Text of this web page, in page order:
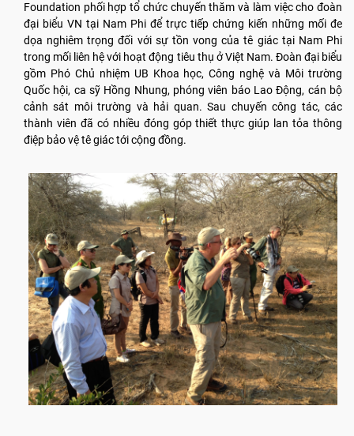
Foundation phối hợp tổ chức chuyến thăm và làm việc cho đoàn
đại biểu VN tại Nam Phi để trực tiếp chứng kiến những mối đe
dọa nghiêm trọng đối với sự tồn vong của tê giác tại Nam Phi
trong mối liên hệ với hoạt động tiêu thụ ở Việt Nam. Đoàn đại biểu
gồm Phó Chủ nhiệm UB Khoa học, Công nghệ và Môi trường
Quốc hội, ca sỹ Hồng Nhung, phóng viên báo Lao Động, cán bộ
cảnh sát môi trường và hải quan. Sau chuyến công tác, các
thành viên đã có nhiều đóng góp thiết thực giúp lan tỏa thông
điệp bảo vệ tê giác tới cộng đồng.